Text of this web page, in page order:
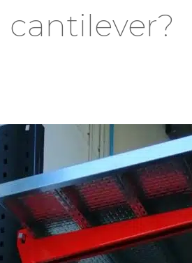
cantilever?